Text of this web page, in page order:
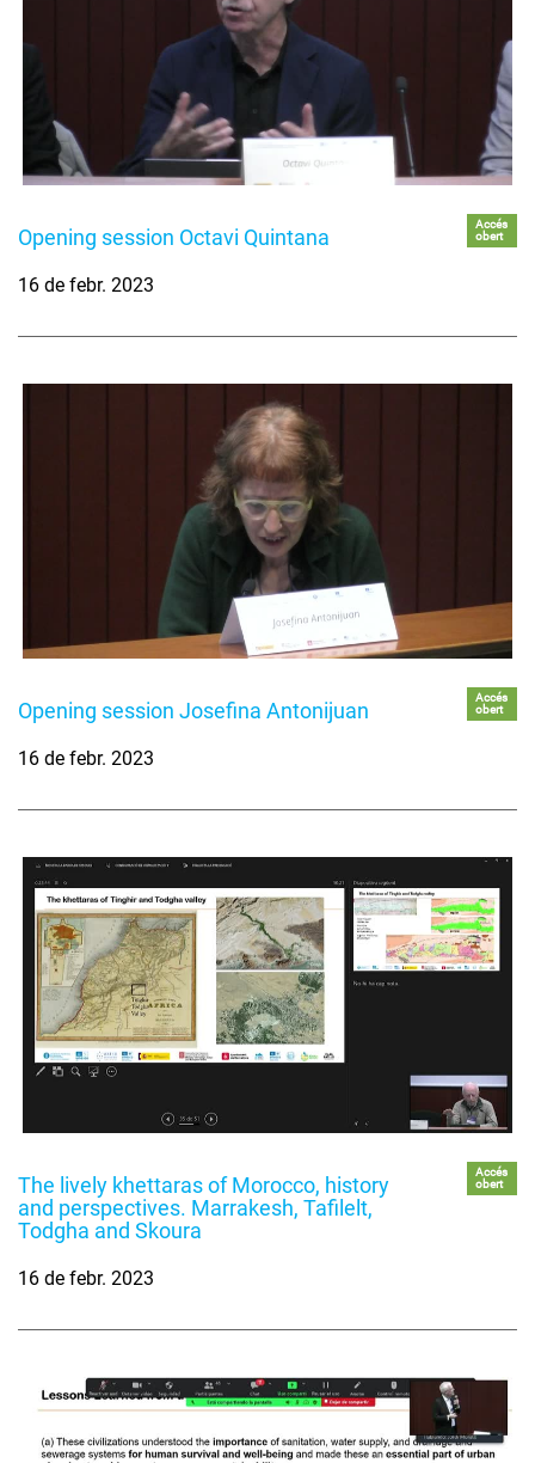
Opening session Octavi Quintana
Accés
obert
16 de febr. 2023
Opening session Josefina Antonijuan
Accés
obert
16 de febr. 2023
The lively khettaras of Morocco, history
and perspectives. Marrakesh, Tafilelt,
Todgha and Skoura
Accés
obert
16 de febr. 2023